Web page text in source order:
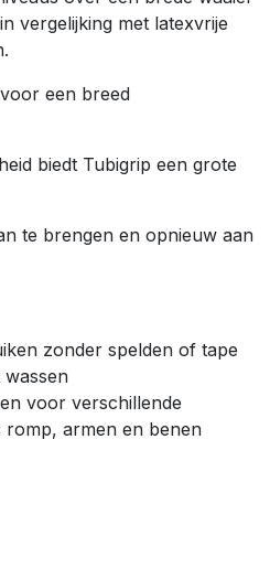
vergelijking met latexvrije
een breed
biedt Tubigrip een grote
te brengen en opnieuw aan
zonder spelden of tape
voor verschillende
romp, armen en benen